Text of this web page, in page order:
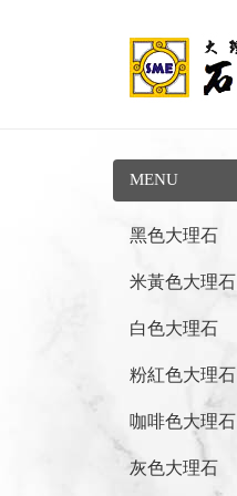
MENU
黑色大理石
米黃色大理石
白色大理石
粉紅色大理石
咖啡色大理石
灰色大理石